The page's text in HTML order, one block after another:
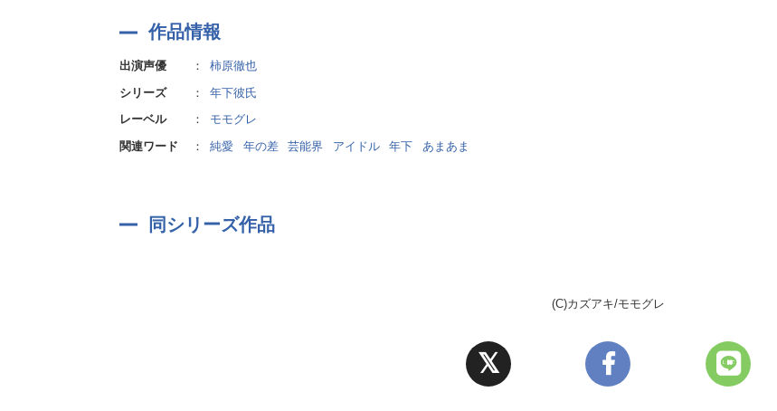
作品情報
出演声優 ：
柿原徹也
シリーズ
：
年下彼氏
レーベル
：
モモグレ
関連ワード
： 純愛 年の差 芸能界 アイドル 年下 あまあま
同シリーズ作品
(C)カズアキ/モモグレ